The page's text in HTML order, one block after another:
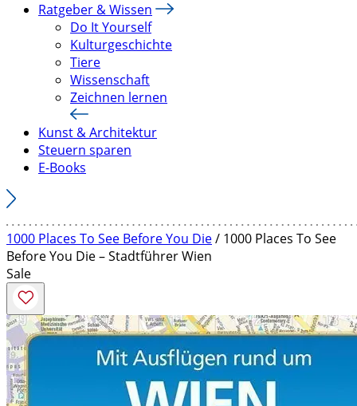
Ratgeber & Wissen
Do It Yourself
Kulturgeschichte
Tiere
Wissenschaft
Zeichnen lernen
Kunst & Architektur
Steuern sparen
E-Books
1000 Places To See Before You Die/ 1000 Places To See
Before You Die – Stadtführer Wien
Sale